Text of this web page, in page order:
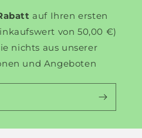
auf Ihren ersten
von 50,00 €)
nichts aus unserer
und Angeboten